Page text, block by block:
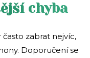
chyba
zabrat nejvíc,
Doporučení se